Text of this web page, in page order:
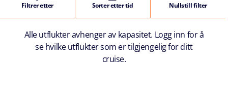
Filtrer etter Sorter etter tid Nullstill filter
Alle utflukter avhenger av kapasitet. Logg inn for å
se hvilke utflukter som er tilgjengelig for ditt
cruise.